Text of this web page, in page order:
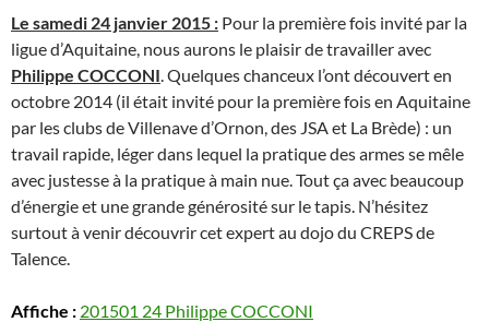
Le samedi 24 janvier 2015 : Pour la première fois invité par la
ligue d’Aquitaine, nous aurons le plaisir de travailler avec
Philippe COCCONI . Quelques chanceux l’ont découvert en
octobre 2014 (il était invité pour la première fois en Aquitaine
par les clubs de Villenave d’Ornon, des JSA et La Brède) : un
travail rapide, léger dans lequel la pratique des armes se mêle
avec justesse à la pratique à main nue. Tout ça avec beaucoup
d’énergie et une grande générosité sur le tapis. N’hésitez
surtout à venir découvrir cet expert au dojo du CREPS de
Talence.
Affiche : 201501 24 Philippe COCCONI